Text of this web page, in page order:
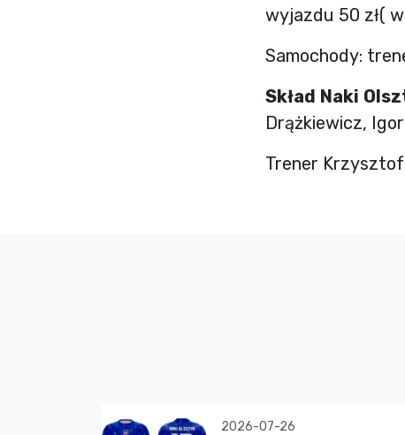
wyjazdu 50 zł(
Samochody:
Skład Naki
Drążkiewicz,
Trener Krzysztof
2026-07-26